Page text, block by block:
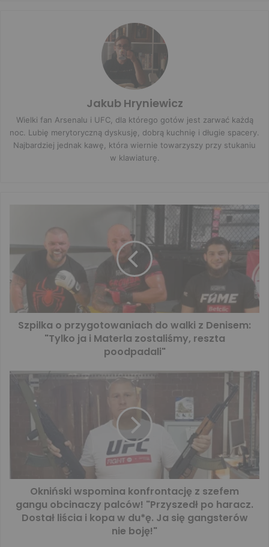
Jakub Hryniewicz
Wielki fan Arsenalu i UFC, dla którego gotów jest zarwać każdą
noc. Lubię merytoryczną dyskusję, dobrą kuchnię i długie spacery.
Najbardziej jednak kawę, która wiernie towarzyszy przy stukaniu
w klawiaturę.
Szpilka o przygotowaniach do walki z Denisem:
"Tylko ja i Materla zostaliśmy, reszta
poodpadali"
Okniński wspomina konfrontację z szefem
gangu obcinaczy palców! "Przyszedł po haracz.
Dostał liścia i kopa w du*ę. Ja się gangsterów
nie boję!"